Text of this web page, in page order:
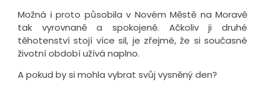
Možná i proto působila v Novém Městě na Moravě
tak vyrovnaně a spokojeně. Ačkoliv ji druhé
těhotenství stojí více sil, je zřejmé, že si současné
životní období užívá naplno.
A pokud by si mohla vybrat svůj vysněný den?